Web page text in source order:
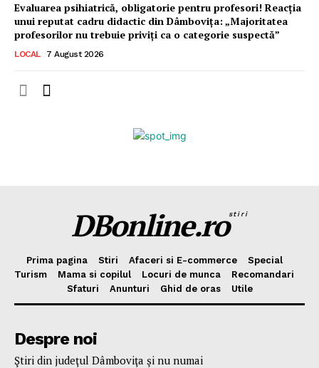
Evaluarea psihiatrică, obligatorie pentru profesori! Reacția
unui reputat cadru didactic din Dâmbovița: „Majoritatea
profesorilor nu trebuie priviți ca o categorie suspectă”
LOCAL 7 August 2026
DBonline.rostiri
Prima pagina Stiri Afaceri si E-commerce
Special
Turism
Mama si copilul Locuri de munca
Recomandari
Sfaturi
Anunturi Ghid de oras Utile
Despre noi
Ştiri din judeţul Dâmboviţa şi nu numai